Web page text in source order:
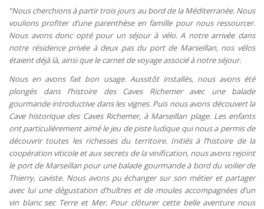
“Nous cherchions à partir trois jours au bord de la Méditerranée. Nous
voulions profiter d’une parenthèse en famille pour nous ressourcer.
Nous avons donc opté pour un séjour à vélo. A notre arrivée dans
notre résidence privée à deux pas du port de Marseillan, nos vélos
étaient déjà là, ainsi que le carnet de voyage associé à notre séjour.
Nous en avons fait bon usage. Aussitôt installés, nous avons été
plongés dans l’histoire des Caves Richemer avec une balade
gourmande introductive dans les vignes. Puis nous avons découvert la
Cave historique des Caves Richemer, à Marseillan plage. Les enfants
ont particulièrement aimé le jeu de piste ludique qui nous a permis de
découvrir toutes les richesses du territoire. Initiés à l’histoire de la
coopération viticole et aux secrets de la vinification, nous avons rejoint
le port de Marseillan pour une balade gourmande à bord du voilier de
Thierry, caviste. Nous avons pu échanger sur son métier et partager
avec lui une dégustation d’huîtres et de moules accompagnées d’un
vin blanc sec Terre et Mer. Pour clôturer cette belle aventure nous